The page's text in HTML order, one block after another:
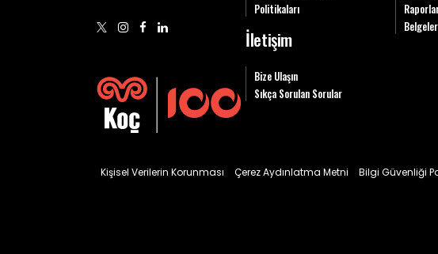
Politikaları
İletişim
Bize Ulaşın
Sıkça Sorulan Sorular
Kişisel Verilerin Korunması Çerez Aydınlatma Metni Bilgi Güvenliği